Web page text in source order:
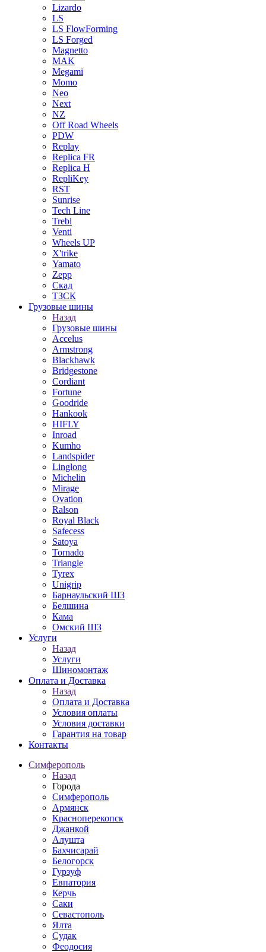
Lizardo
LS
LS FlowForming
LS Forged
Magnetto
MAK
Megami
Momo
Neo
Next
NZ
Off Road Wheels
PDW
Replay
Replica FR
Replica H
RepliKey
RST
Sunrise
Tech Line
Trebl
Venti
Wheels UP
X'trike
Yamato
Zepp
Скад
ТЗСК
Грузовые шины
Назад
Грузовые шины
Accelus
Armstrong
Blackhawk
Bridgestone
Cordiant
Fortune
Goodride
Hankook
HIFLY
Inroad
Kumho
Landspider
Linglong
Michelin
Mirage
Ovation
Ralson
Royal Black
Safecess
Satoya
Tornado
Triangle
Tyrex
Unigrip
Барнаульский ШЗ
Белшина
Кама
Омский ШЗ
Услуги
Назад
Услуги
Шиномонтаж
Оплата и Доставка
Назад
Оплата и Доставка
Условия оплаты
Условия доставки
Гарантия на товар
Контакты
Симферополь
Назад
Города
Симферополь
Армянск
Красноперекопск
Джанкой
Алушта
Бахчисарай
Белогорск
Гурзуф
Евпатория
Керчь
Саки
Севастополь
Ялта
Судак
Феодосия